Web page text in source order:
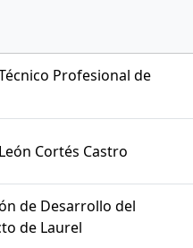
Profesional de
Cortés Castro
de Desarrollo del
de Laurel